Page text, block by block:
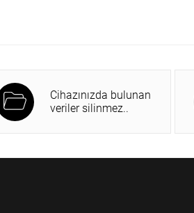
Cihazınızda bulunan
veriler silinmez..